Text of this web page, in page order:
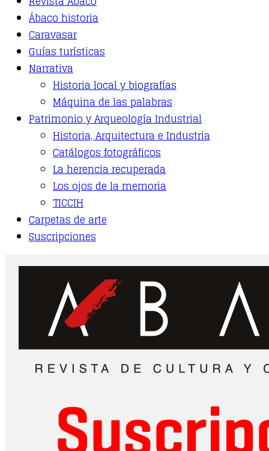
Ábaco historia
Caravasar
Guías turísticas
Narrativa
Historia local y biografías
Máquina de las palabras
Patrimonio y Arqueología Industrial
Historia, Arquitectura e Industria
Catálogos fotográficos
La herencia recuperada
Los ojos de la memoria
TICCIH
Carpetas de arte
Suscripciones